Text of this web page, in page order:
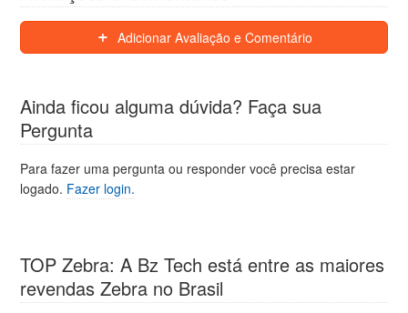
Adicionar Avaliação e Comentário
Ainda ficou alguma dúvida? Faça sua
Pergunta
Para fazer uma pergunta ou responder você precisa estar
logado. Fazer login.
TOP Zebra: A Bz Tech está entre as maiores
revendas Zebra no Brasil